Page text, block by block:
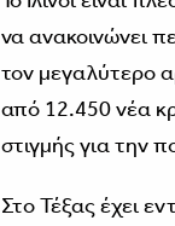
να ανακοινώνει
τον μεγαλύτερο
από 12.450 νέα
στιγμής για την
Στο Τέξας έχει